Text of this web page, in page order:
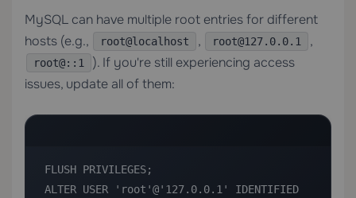
MySQL can have multiple root entries for different
hosts (e.g.,
root@localhost , root@127.0.0.1 ,
root@::1
). If you're still experiencing access
issues, update all of them:
FLUSH PRIVILEGES;
ALTER USER 'root'@'127.0.0.1' IDENTIFIED